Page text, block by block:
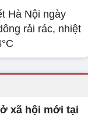
Hà Nội ngày
rải rác, nhiệt
xã hội mới tại